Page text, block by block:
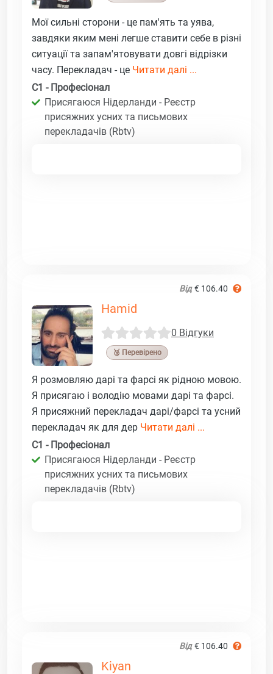
Мої сильні сторони - це пам'ять та уява,
завдяки яким мені легше ставити себе в різні
ситуації та запам'ятовувати довгі відрізки
часу. Перекладач - це Читати далі ...
C1 - Професіонал
Присягаюся Нідерланди - Реєстр
присяжних усних та письмових
перекладачів (Rbtv)
Від € 106.40
Hamid
0 Відгуки
🥉 Перевірено
Я розмовляю дарі та фарсі як рідною мовою.
Я присягаю і володію мовами дарі та фарсі.
Я присяжний перекладач дарі/фарсі та усний
перекладач як для дер Читати далі ...
C1 - Професіонал
Присягаюся Нідерланди - Реєстр
присяжних усних та письмових
перекладачів (Rbtv)
Від € 106.40
Kiyan